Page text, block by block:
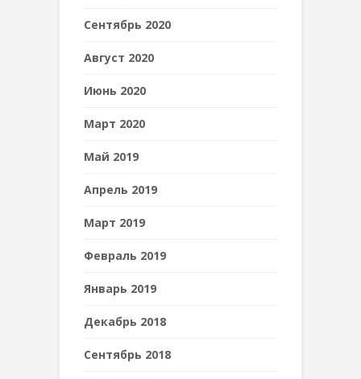
Сентябрь 2020
Август 2020
Июнь 2020
Март 2020
Май 2019
Апрель 2019
Март 2019
Февраль 2019
Январь 2019
Декабрь 2018
Сентябрь 2018